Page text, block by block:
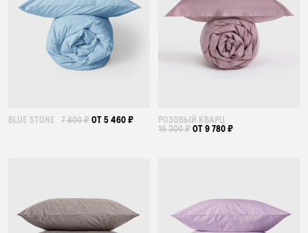
BLUE STONE 7 800 ₽ОТ 5 460 ₽ РОЗОВЫЙ КВАРЦ
16 300 ₽ОТ 9 780 ₽